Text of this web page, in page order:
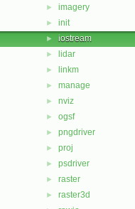
► imagery
► init
► iostream
► lidar
► linkm
► manage
► nviz
► ogsf
► pngdriver
► proj
► psdriver
► raster
► raster3d